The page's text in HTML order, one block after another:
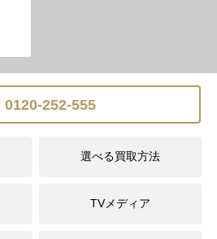
0120-252-555
選べる買取方法
TVメディア